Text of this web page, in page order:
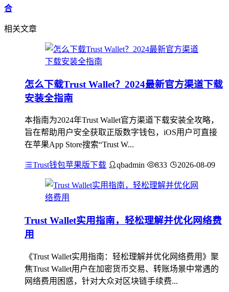
合
相关文章
怎么下载Trust Wallet？2024最新官方渠道下载
安装全指南
本指南为2024年Trust Wallet官方渠道下载安装全攻略，
旨在帮助用户安全获取正版数字钱包，iOS用户可直接
在苹果App Store搜索“Trust W...
Trust钱包苹果版下载 qbadmin 833 2026-08-09
Trust Wallet实用指南，轻松理解并优化网络费
用
《Trust Wallet实用指南：轻松理解并优化网络费用》聚
焦Trust Wallet用户在加密货币交易、转账场景中常遇的
网络费用困惑，针对大众对区块链手续费...